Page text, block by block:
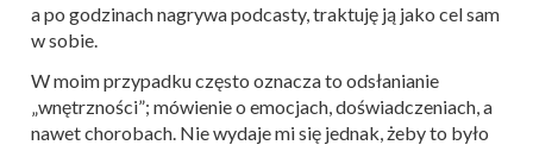
a po godzinach nagrywa podcasty, traktuję ją jako cel sam
w sobie.
W moim przypadku często oznacza to odsłanianie
„wnętrzności”; mówienie o emocjach, doświadczeniach, a
nawet chorobach. Nie wydaje mi się jednak, żeby to było